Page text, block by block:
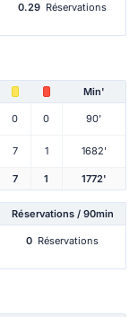
0.29 Réservations
Min'
0 0 90'
7 1 1682'
7 1 1772'
Réservations / 90min
0 Réservations